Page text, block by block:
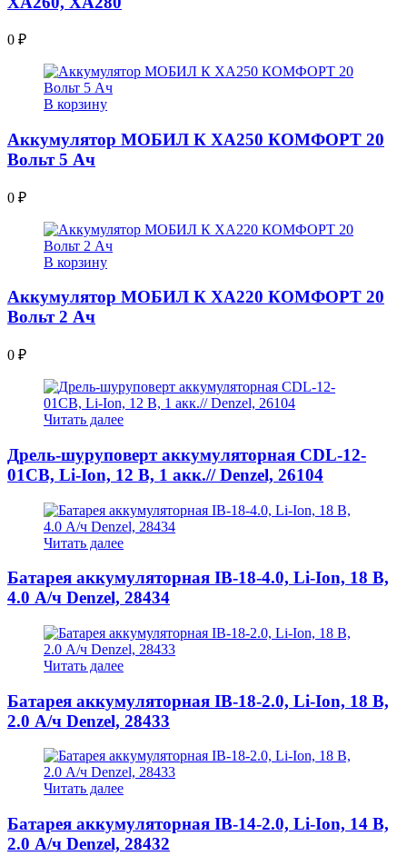
0 ₽
В корзину
Аккумулятор МОБИЛ К XA250 КОМФОРТ 20
Вольт 5 Ач
0 ₽
В корзину
Аккумулятор МОБИЛ К XA220 КОМФОРТ 20
Вольт 2 Ач
0 ₽
Читать далее
Дрель-шуруповерт аккумуляторная CDL-12-
01CB, Li-Ion, 12 В, 1 акк.// Denzel, 26104
Читать далее
Батарея аккумуляторная IB-18-4.0, Li-Ion, 18 В,
4.0 А/ч Denzel, 28434
Читать далее
Батарея аккумуляторная IB-18-2.0, Li-Ion, 18 В,
2.0 А/ч Denzel, 28433
Читать далее
Батарея аккумуляторная IB-14-2.0, Li-Ion, 14 В,
2.0 А/ч Denzel, 28432